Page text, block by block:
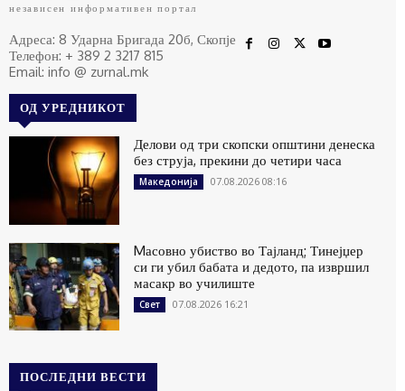
независен информативен портал
Адреса: 8 Ударна Бригада 20б, Скопје
Телефон: + 389 2 3217 815
Email: info @ zurnal.mk
ОД УРЕДНИКОТ
Делови од три скопски општини денеска
без струја, прекини до четири часа
Македонија 07.08.2026 08:16
Mасовно убиство во Тајланд; Тинејџер
си ги убил бабата и дедото, па извршил
масакр во училиште
Свет 07.08.2026 16:21
ПОСЛЕДНИ ВЕСТИ